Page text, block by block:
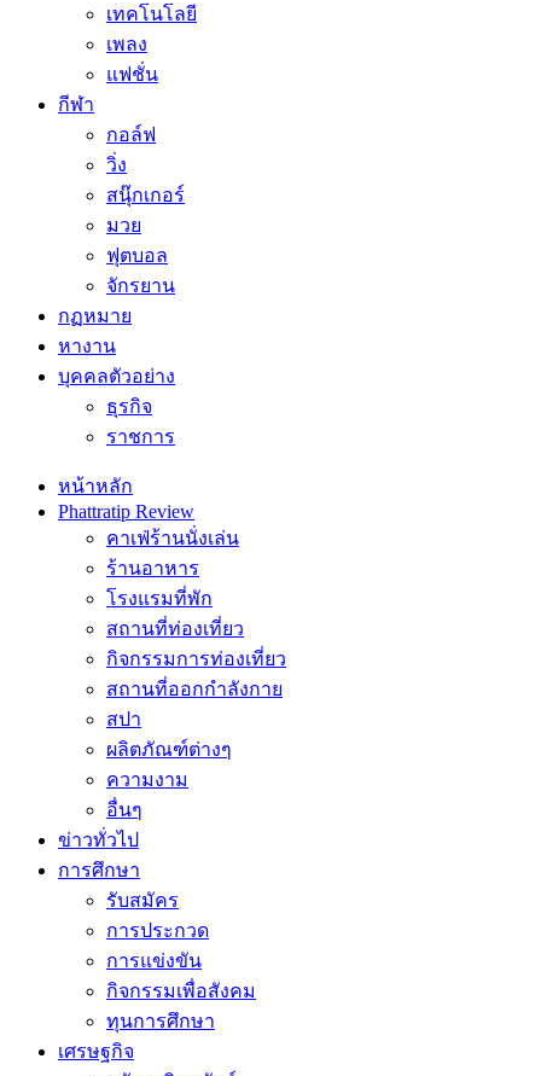
เทคโนโลยี
เพลง
แฟชั่น
กีฬา
กอล์ฟ
วิ่ง
สนุ๊กเกอร์
มวย
ฟุตบอล
จักรยาน
กฏหมาย
หางาน
บุคคลตัวอย่าง
ธุรกิจ
ราชการ
หน้าหลัก
Phattratip Review
คาเฟ่ร้านนั่งเล่น
ร้านอาหาร
โรงแรมที่พัก
สถานที่ท่องเที่ยว
กิจกรรมการท่องเที่ยว
สถานที่ออกกำลังกาย
สปา
ผลิตภัณฑ์ต่างๆ
ความงาม
อื่นๆ
ข่าวทั่วไป
การศึกษา
รับสมัคร
การประกวด
การแข่งขัน
กิจกรรมเพื่อสังคม
ทุนการศึกษา
เศรษฐกิจ